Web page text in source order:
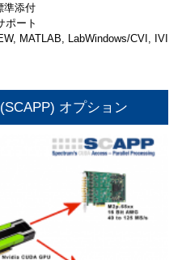
準添付
ポート
MATLAB, LabWindows/CVI, IVI
オプション